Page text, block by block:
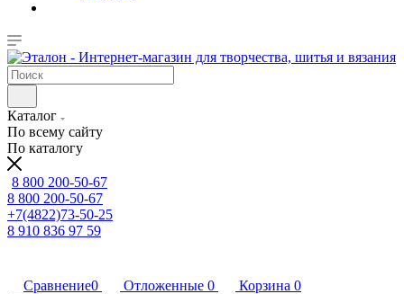
Каталог
По всему сайту
По каталогу
8 800 200-50-67
8 800 200-50-67
+7(4822)73-50-25
8 910 836 97 59
Сравнение0 Отложенные 0 Корзина 0